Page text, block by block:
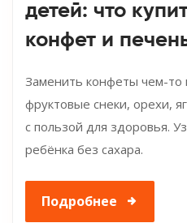
детей: что
конфет и
Заменить конфеты чем-то
фруктовые снеки, орехи,
с пользой для здоровья.
ребёнка без сахара.
Подробнее